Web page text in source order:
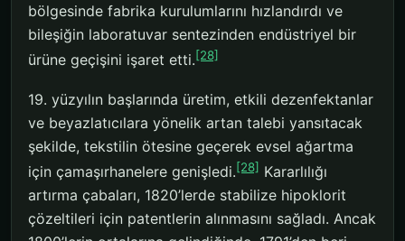
bölgesinde fabrika kurulumlarını hızlandırdı ve
bileşiğin laboratuvar sentezinden endüstriyel bir
ürüne geçişini işaret etti.[28]
19. yüzyılın başlarında üretim, etkili dezenfektanlar
ve beyazlatıcılara yönelik artan talebi yansıtacak
şekilde, tekstilin ötesine geçerek evsel ağartma
için çamaşırhanelere genişledi.[28] Kararlılığı
artırma çabaları, 1820’lerde stabilize hipoklorit
çözeltileri için patentlerin alınmasını sağladı. Ancak